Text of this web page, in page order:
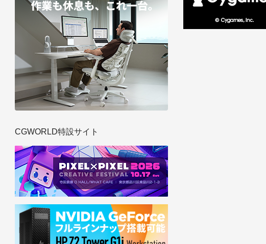
CGWORLD特設サイト